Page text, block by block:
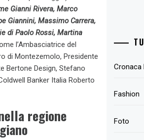
Gianni Rivera, Marco
Giannini, Massimo Carrera,
di Paolo Rossi, Martina
l’Ambasciatrice del
di Montezemolo, Presidente
Bertone Design, Stefano
Banker Italia Roberto
regione
Cronaca
Fashion
Foto